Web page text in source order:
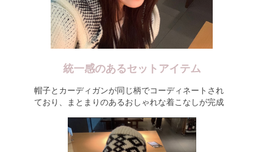
統一感のあるセットアイテム
帽子とカーディガンが同じ柄でコーディネートされ
ており、まとまりのあるおしゃれな着こなしが完成